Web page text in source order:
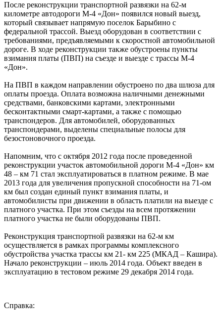
После реконструкции транспортной развязки на 62-м
километре автодороги М-4 «Дон» появился новый выезд,
который связывает напрямую поселок Барыбино с
федеральной трассой. Выезд оборудован в соответствии с
требованиями, предъявляемыми к скоростной автомобильной
дороге. В ходе реконструкции также обустроены пункты
взимания платы (ПВП) на съезде и выезде с трассы М-4
«Дон».
На ПВП в каждом направлении обустроено по два шлюза для
оплаты проезда. Оплата возможна наличными денежными
средствами, банковскими картами, электронными
бесконтактными смарт-картами, а также с помощью
транспондеров. Для автомобилей, оборудованных
транспондерами, выделены специальные полосы для
безостоновочного проезда.
Напомним, что с октября 2012 года после проведенной
реконструкции участок автомобильной дороги М-4 «Дон» км
48 – км 71 стал эксплуатироваться в платном режиме. В мае
2013 года для увеличения пропускной способности на 71-ом
км был создан единый пункт взимания платы, и
автомобилисты при движении в область платили на выезде с
платного участка. При этом съезды на всем протяжении
платного участка не были оборудованы ПВП.
Реконструкция транспортной развязки на 62-м км
осуществляется в рамках программы комплексного
обустройства участка трассы км 21- км 225 (МКАД – Кашира).
Начало реконструкции – июль 2014 года. Объект введен в
эксплуатацию в тестовом режиме 29 декабря 2014 года.
Справка: